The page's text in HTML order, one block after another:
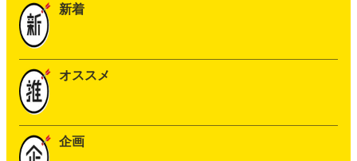
新着
オススメ
企画